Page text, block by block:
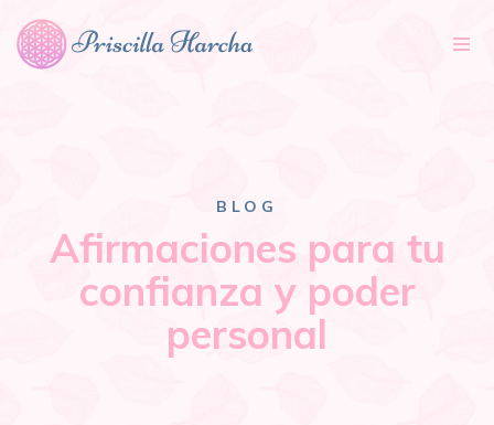
BLOG
Afirmaciones para tu
confianza y poder
personal